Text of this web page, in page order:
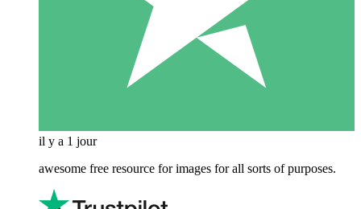
il y a 1 jour
awesome free resource for images for all sorts of purposes.